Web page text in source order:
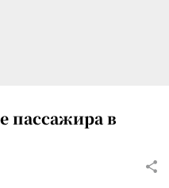
пассажира в